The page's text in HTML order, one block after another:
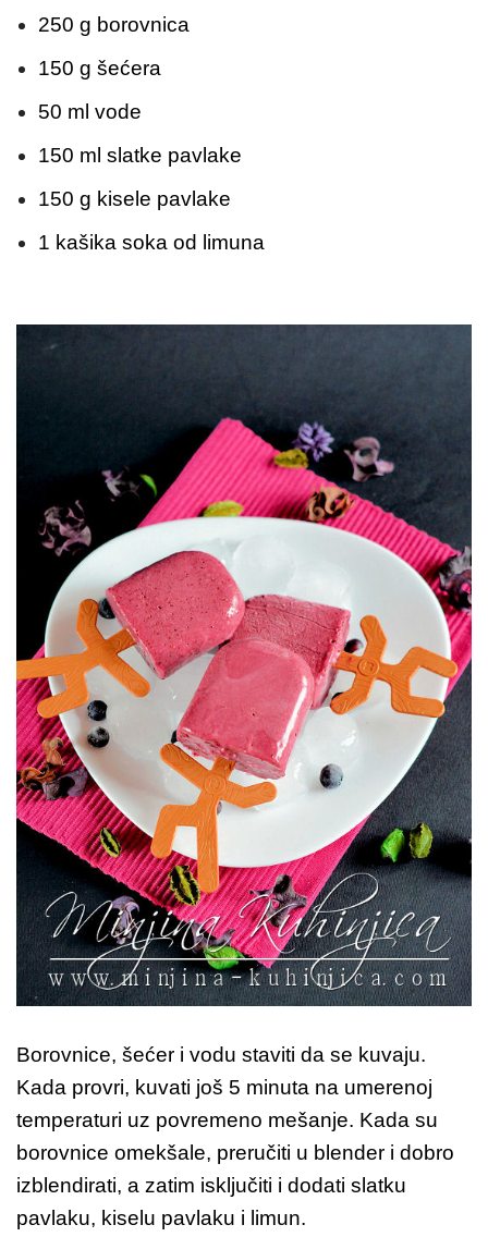
250 g borovnica
150 g šećera
50 ml vode
150 ml slatke pavlake
150 g kisele pavlake
1 kašika soka od limuna
Borovnice, šećer i vodu staviti da se kuvaju.
Kada provri, kuvati još 5 minuta na umerenoj
temperaturi uz povremeno mešanje. Kada su
borovnice omekšale, preručiti u blender i dobro
izblendirati, a zatim isključiti i dodati slatku
pavlaku, kiselu pavlaku i limun.